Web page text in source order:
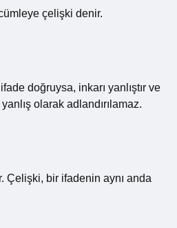
çelişki denir.
doğruysa, inkarı yanlıştır ve
olarak adlandırılamaz.
Çelişki, bir ifadenin aynı anda